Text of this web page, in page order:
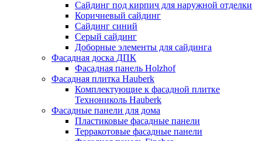
Сайдинг под кирпич для наружной отделки
Коричневый сайдинг
Сайдинг синий
Серый сайдинг
Доборные элементы для сайдинга
Фасадная доска ДПК
Фасадная панель Holzhof
Фасадная плитка Hauberk
Комплектующие к фасадной плитке
Технониколь Hauberk
Фасадные панели для дома
Пластиковые фасадные панели
Терракотовые фасадные панели